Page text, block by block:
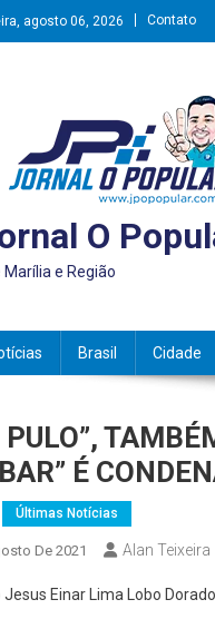
agosto 06, 2026 Contato
O
Marília e Região
Brasil Cidade
PULO”,
É
Últimas Notícias
De 2021 Alan Teixeira
Jesus Einar Lima Lobo